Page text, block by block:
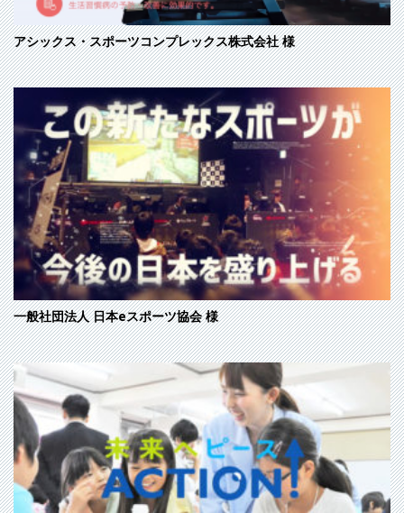
アシックス・スポーツコンプレックス株式会社様
一般社団法人 日本eスポーツ協会様